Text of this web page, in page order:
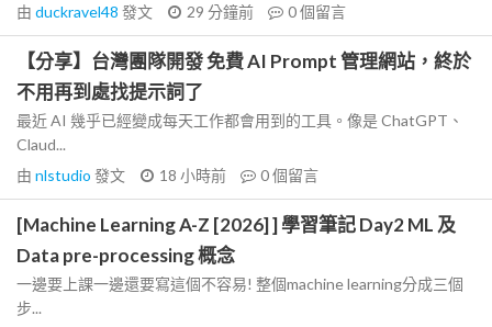
由 duckravel48 發文 29 分鐘前 0個留言
【分享】台灣團隊開發 免費 AI Prompt 管理網站，終於
不用再到處找提示詞了
最近 AI 幾乎已經變成每天工作都會用到的工具。像是 ChatGPT、
Claud...
由 nlstudio 發文 18 小時前 0個留言
[Machine Learning A-Z [2026] ] 學習筆記 Day2 ML 及
Data pre-processing 概念
一邊要上課一邊還要寫這個不容易! 整個machine learning分成三個
步...